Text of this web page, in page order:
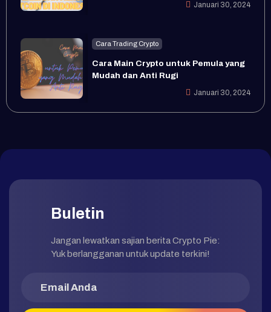
Januari 30, 2024
Cara Trading Crypto
Cara Main Crypto untuk Pemula yang
Mudah dan Anti Rugi
Januari 30, 2024
Buletin
Jangan lewatkan sajian berita Crypto Pie:
Yuk berlangganan untuk update terkini!